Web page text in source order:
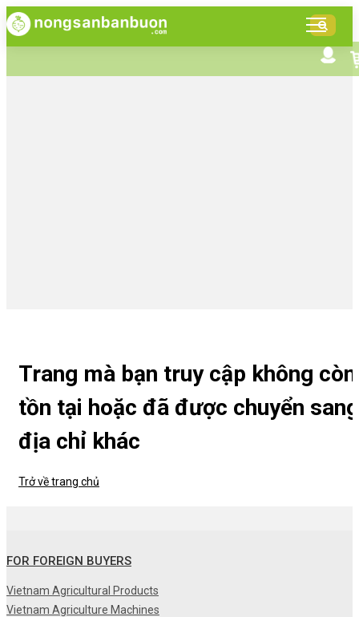
MỤC
Trang mà bạn truy cập không còn
tồn tại hoặc đã được chuyển sang
địa chỉ khác
Trở về trang chủ
FOR FOREIGN BUYERS
Vietnam Agricultural Products
Vietnam Agriculture Machines